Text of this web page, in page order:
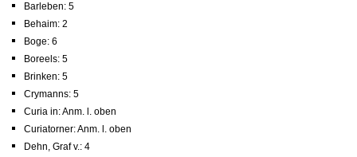
Barleben: 5
Behaim: 2
Boge: 6
Boreels: 5
Brinken: 5
Crymanns: 5
Curia in: Anm. l. oben
Curiatorner: Anm. l. oben
Dehn, Graf v.: 4